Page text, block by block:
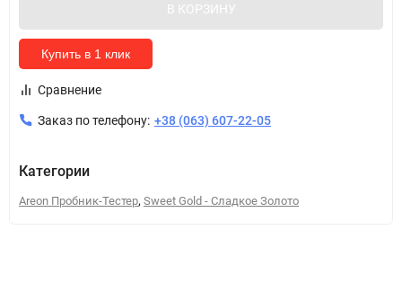
В КОРЗИНУ
Купить в 1 клик
Сравнение
Заказ по телефону: +38 (063) 607-22-05
Категории
Areon Пробник-Тестер, Sweet Gold - Сладкое Золото